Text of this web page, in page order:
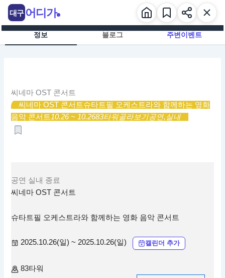
츠
정보 블로그 주변이벤트
씨네마 OST 콘서트
씨네마 OST 콘서트슈타트필 오케스트라와 함께하는 영화
음악 콘서트10.26 ~ 10.2683타워골라보기공연,실내
공연 실내 종료
씨네마 OST 콘서트
슈타트필 오케스트라와 함께하는 영화 음악 콘서트
2025.10.26(일) ~ 2025.10.26(일) 캘린더 추가
83타워
대구 어디가